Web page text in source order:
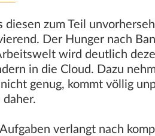
diesen zum Teil
Der Hunger nach
wird deutlich
in die Cloud. Dazu
genug, kommt völlig
verlangt nach